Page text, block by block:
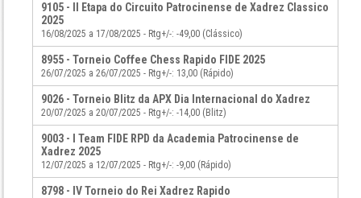
9105 - II Etapa do Circuito Patrocinense de Xadrez Classico
2025
16/08/2025 a 17/08/2025 - Rtg+/-: -49,00 (Clássico)
8955 - Torneio Coffee Chess Rapido FIDE 2025
26/07/2025 a 26/07/2025 - Rtg+/-: 13,00 (Rápido)
9026 - Torneio Blitz da APX Dia Internacional do Xadrez
20/07/2025 a 20/07/2025 - Rtg+/-: -14,00 (Blitz)
9003 - I Team FIDE RPD da Academia Patrocinense de
Xadrez 2025
12/07/2025 a 12/07/2025 - Rtg+/-: -9,00 (Rápido)
8798 - IV Torneio do Rei Xadrez Rapido